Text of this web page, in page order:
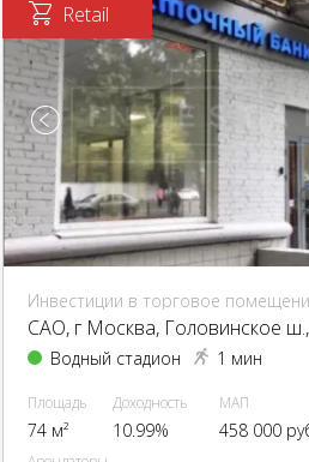
Retail
Инвестиции в торговое
CАО, г Москва, Головинское
Водный стадион 1 мин
Площадь
74 м²
Доходность
10.99%
МАП
458 000